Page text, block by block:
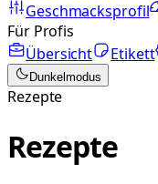
Geschmacksprofil
Für Profis
Übersicht
Etikett
Dunkelmodus
Rezepte
Rezepte